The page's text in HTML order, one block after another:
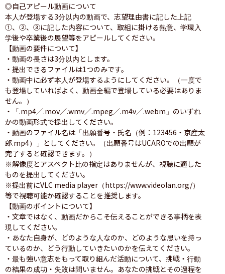
◎自己アピール動画について
本人が登場する3分以内の動画で、志望理由書に記した上記
①、②、③に記した内容について、取組に掛ける熱意、学環入
学後や卒業後の展望等をアピールしてください。
【動画の要件について】
・動画の長さは3分以内とします。
・提出できるファイルは1つのみです。
・動画中に必ず本人が登場するようにしてください。（一度で
も登場していればよく、動画全編で登場している必要はありま
せん。）
・「.mp4／.mov／.wmv／.mpeg／.m4v／.webm」のいずれ
かの動画形式で提出してください。
・動画のファイル名は「出願番号・氏名（例：123456・京産太
郎.mp4）」としてください。（出願番号はUCAROでの出願が
完了すると確認できます。）
※解像度とアスペクト比の指定はありませんが、視聴に適した
ものを提出してください。
※提出前にVLC media player（https://www.videolan.org/）
等で視聴可能か確認することを推奨します。
【動画のポイントについて】
・文章ではなく、動画だからこそ伝えることができる事柄を表
現してください。
・あなた自身が、どのような人なのか、どのような思いを持っ
ているのか、どう行動していきたいのかを伝えてください。
・最も強い意志をもって取り組んだ活動について、挑戦・行動
の結果の成功・失敗は問いません。あなたの挑戦とその過程を